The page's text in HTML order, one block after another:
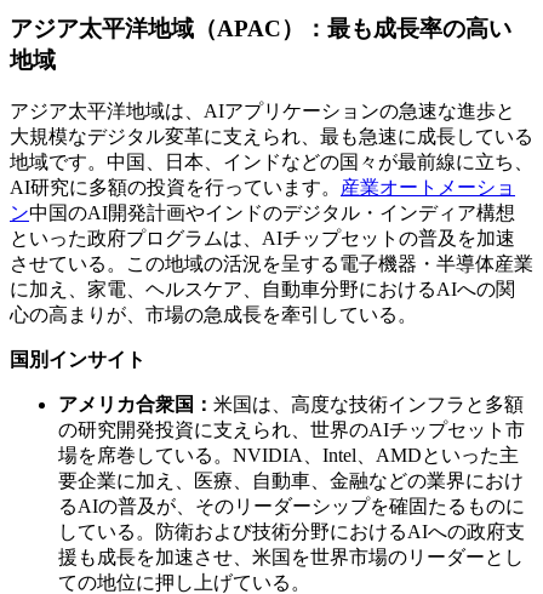
アジア太平洋地域（APAC）：最も成長率の高い
地域
アジア太平洋地域は、AIアプリケーションの急速な進歩と
大規模なデジタル変革に支えられ、最も急速に成長している
地域です。中国、日本、インドなどの国々が最前線に立ち、
AI研究に多額の投資を行っています。 産業オートメーショ
ン中国のAI開発計画やインドのデジタル・インディア構想
といった政府プログラムは、AIチップセットの普及を加速
させている。この地域の活況を呈する電子機器・半導体産業
に加え、家電、ヘルスケア、自動車分野におけるAIへの関
心の高まりが、市場の急成長を牽引している。
国別インサイト
アメリカ合衆国： 米国は、高度な技術インフラと多額
の研究開発投資に支えられ、世界のAIチップセット市
場を席巻している。NVIDIA、Intel、AMDといった主
要企業に加え、医療、自動車、金融などの業界におけ
るAIの普及が、そのリーダーシップを確固たるものに
している。防衛および技術分野におけるAIへの政府支
援も成長を加速させ、米国を世界市場のリーダーとし
ての地位に押し上げている。